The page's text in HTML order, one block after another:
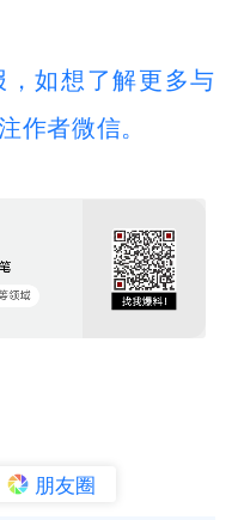
如想了解更多与
作者微信。
朋友圈